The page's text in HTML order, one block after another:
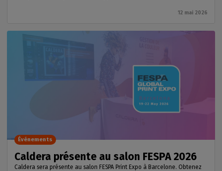
12 mai 2026
Caldera présente au salon FESPA 2026
Caldera sera présente au salon FESPA Print Expo à Barcelone. Obtenez
Événements